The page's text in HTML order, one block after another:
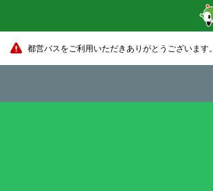
都営バスをご利用いただきありがとうございます。